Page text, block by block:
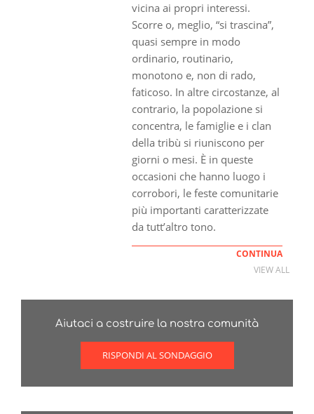
vicina ai propri interessi.
Scorre o, meglio, “si trascina”,
quasi sempre in modo
ordinario, routinario,
monotono e, non di rado,
faticoso. In altre circostanze, al
contrario, la popolazione si
concentra, le famiglie e i clan
della tribù si riuniscono per
giorni o mesi. È in queste
occasioni che hanno luogo i
corrobori, le feste comunitarie
più importanti caratterizzate
da tutt’altro tono.
CONTINUA
VIEW ALL
Aiutaci a costruire la nostra comunità
RISPONDI AL SONDAGGIO